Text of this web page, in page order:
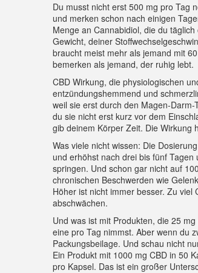
Du musst nicht erst 500 mg pro Tag
und merken schon nach einigen
Menge an Cannabidiol, die du
Gewicht, deiner
braucht meist mehr als jemand mit
bemerken als jemand, der ruhig lebt.
CBD Wirkung, die physiologischen
entzündungshemmend und
weil sie erst durch den Magen-
du sie nicht erst kurz vor dem
gib deinem Körper Zeit. Die Wirkung
Was viele nicht wissen: Die
und erhöhst nach drei bis fünf
springen. Und schon gar nicht auf
chronischen Beschwerden wie
Höher ist nicht immer besser. Zu
abschwächen.
Und was ist mit Produkten, die 25
eine pro Tag nimmst. Aber wenn du
Packungsbeilage. Und schau nicht
Ein Produkt mit 1000 mg CBD in 50
pro Kapsel. Das ist ein großer